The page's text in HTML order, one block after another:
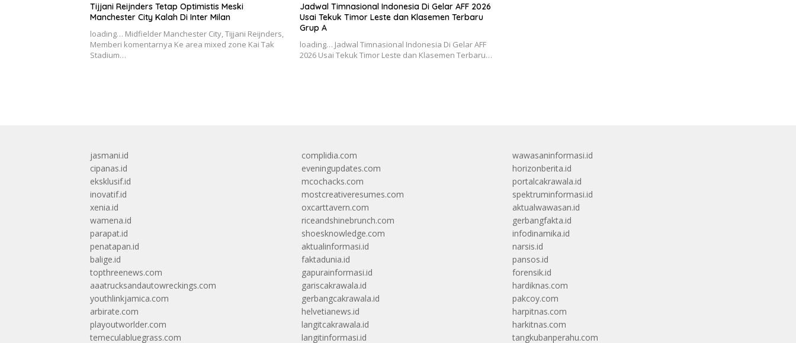
Tijjani Reijnders Tetap Optimistis Meski
Manchester City Kalah Di Inter Milan
loading… Midfielder Manchester City, Tijjani Reijnders,
Memberi komentarnya Ke area mixed zone Kai Tak
Stadium…
Jadwal Timnasional Indonesia Di Gelar AFF 2026
Usai Tekuk Timor Leste dan Klasemen Terbaru
Grup A
loading… Jadwal Timnasional Indonesia Di Gelar AFF
2026 Usai Tekuk Timor Leste dan Klasemen Terbaru…
jasmani.id
cipanas.id
eksklusif.id
inovatif.id
xenia.id
wamena.id
parapat.id
penatapan.id
balige.id
topthreenews.com
aaatrucksandautowreckings.com
youthlinkjamica.com
arbirate.com
playoutworlder.com
temeculabluegrass.com
complidia.com
eveningupdates.com
mcochacks.com
mostcreativeresumes.com
oxcarttavern.com
riceandshinebrunch.com
shoesknowledge.com
aktualinformasi.id
faktadunia.id
gapurainformasi.id
gariscakrawala.id
gerbangcakrawala.id
helvetianews.id
langitcakrawala.id
langitinformasi.id
wawasaninformasi.id
horizonberita.id
portalcakrawala.id
spektruminformasi.id
aktualwawasan.id
gerbangfakta.id
infodinamika.id
narsis.id
pansos.id
forensik.id
hardiknas.com
pakcoy.com
harpitnas.com
harkitnas.com
tangkubanperahu.com